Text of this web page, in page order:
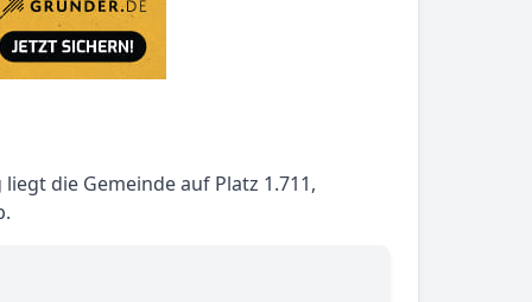
die Gemeinde auf Platz 1.711,